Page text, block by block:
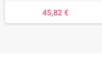
45,82 €